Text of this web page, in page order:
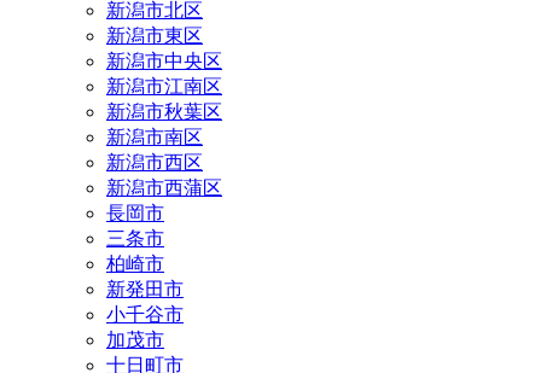
新潟市北区
新潟市東区
新潟市中央区
新潟市江南区
新潟市秋葉区
新潟市南区
新潟市西区
新潟市西蒲区
長岡市
三条市
柏崎市
新発田市
小千谷市
加茂市
十日町市